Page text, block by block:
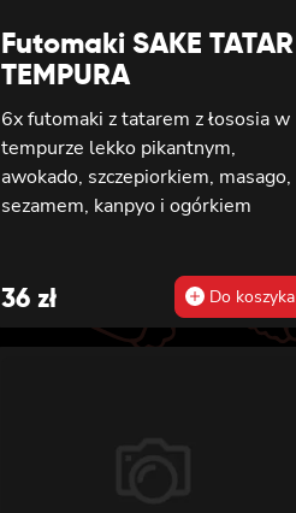
Futomaki SAKE TATAR
TEMPURA
6x futomaki z tatarem z łososia w
tempurze lekko pikantnym,
awokado, szczepiorkiem, masago,
sezamem, kanpyo i ogórkiem
36 zł Do koszyka